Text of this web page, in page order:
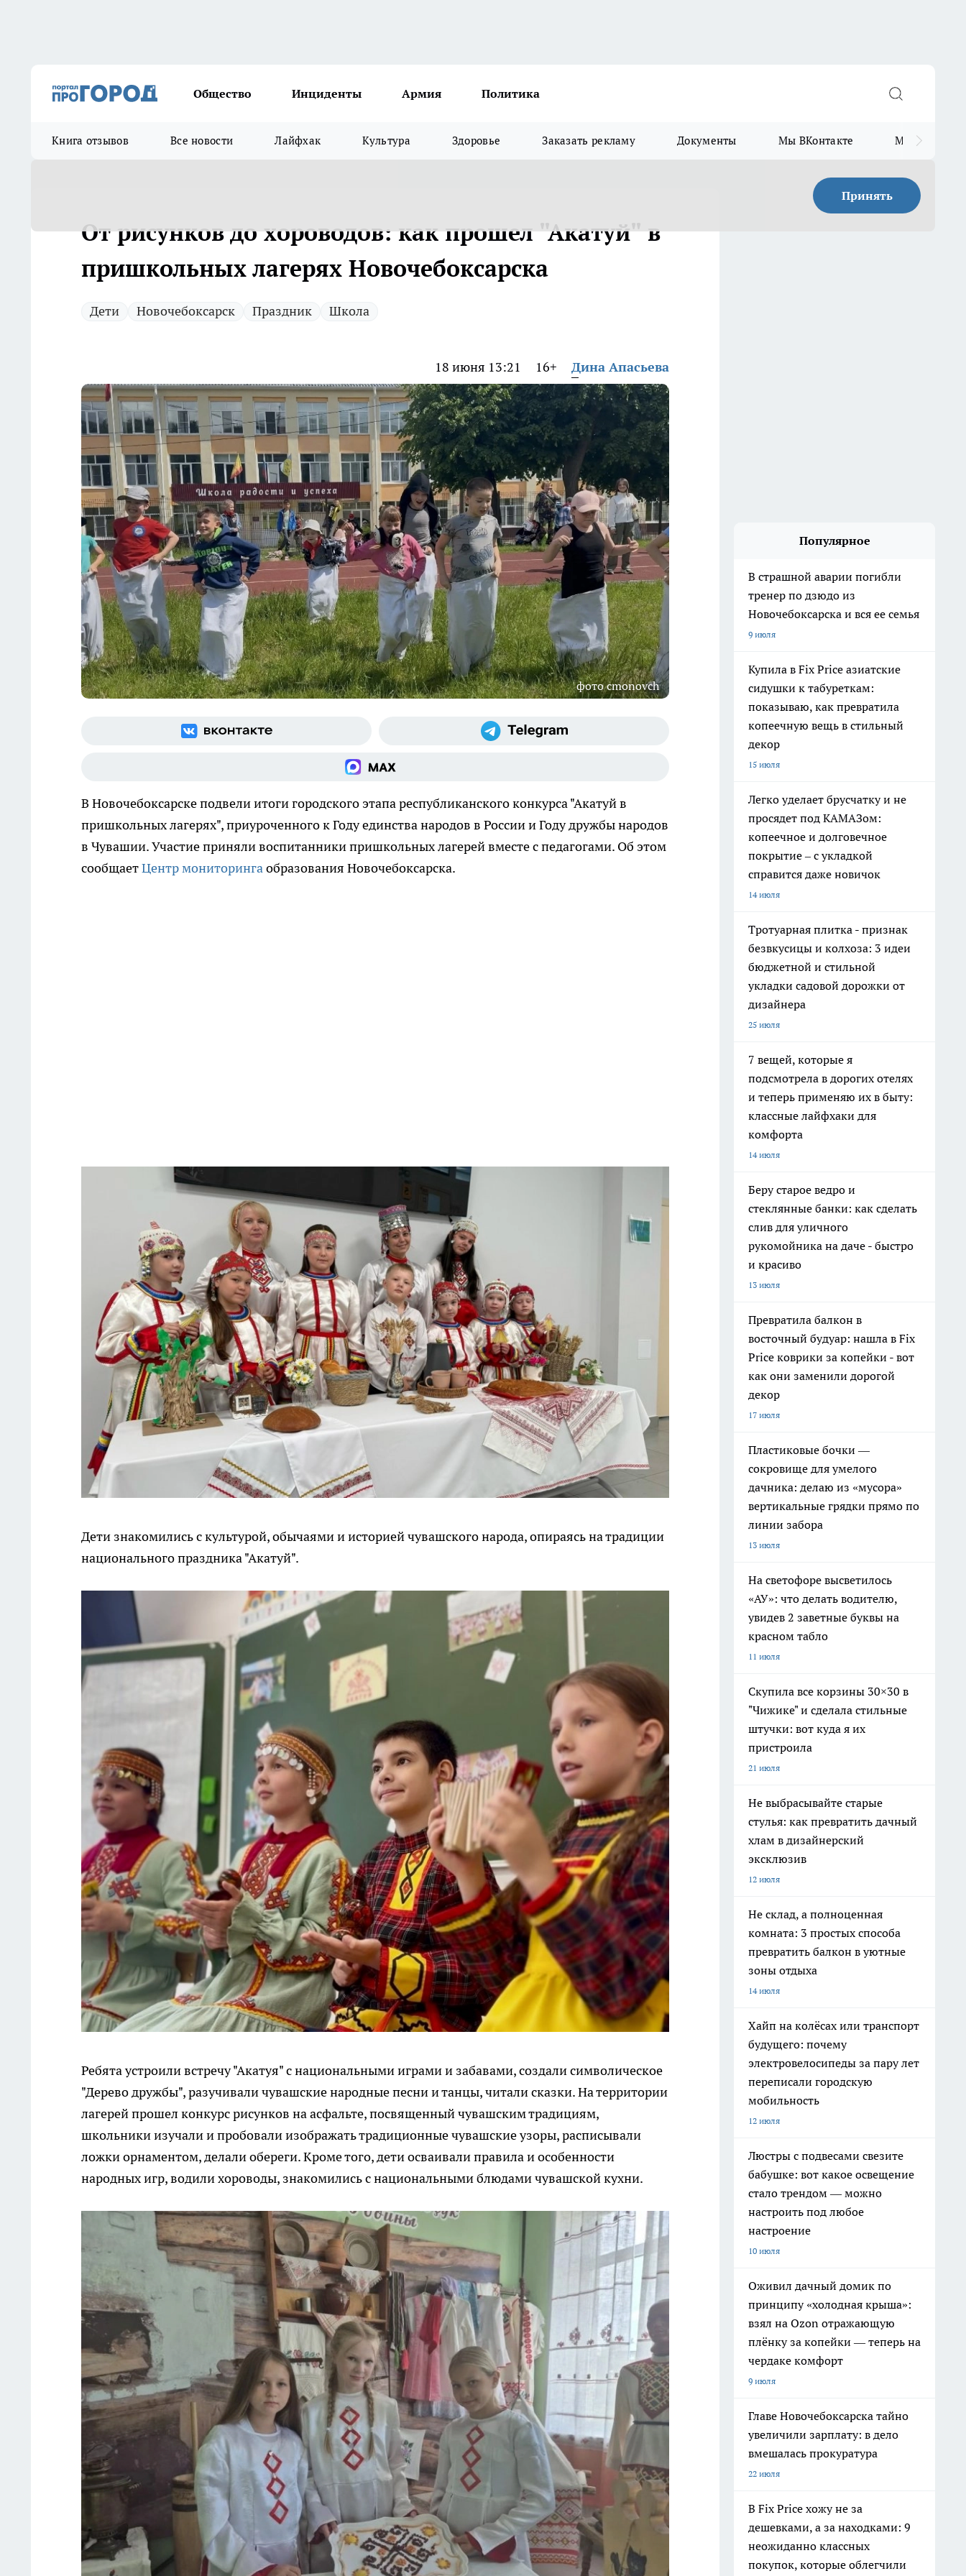
Общество Инциденты Армия Политика
Книга отзывов Все новости Лайфхак Культура Здоровье Заказать рекламу Документы Мы ВКонтакте Мы в
Принять
От рисунков до хороводов: как прошел "Акатуй" в
пришкольных лагерях Новочебоксарска
Дети Новочебоксарск Праздник Школа
18 июня 13:21 16+ Дина Апасьева
фото cmonovch
В Новочебоксарске подвели итоги городского этапа республиканского конкурса "Акатуй в
пришкольных лагерях", приуроченного к Году единства народов в России и Году дружбы народов
в Чувашии. Участие приняли воспитанники пришкольных лагерей вместе с педагогами. Об этом
сообщаетЦентр мониторингаобразования Новочебоксарска.
Дети знакомились с культурой, обычаями и историей чувашского народа, опираясь на традиции
национального праздника "Акатуй".
Ребята устроили встречу "Акатуя" с национальными играми и забавами, создали символическое
"Дерево дружбы", разучивали чувашские народные песни и танцы, читали сказки. На территории
лагерей прошел конкурс рисунков на асфальте, посвященный чувашским традициям,
школьники изучали и пробовали изображать традиционные чувашские узоры, расписывали
ложки орнаментом, делали обереги. Кроме того, дети осваивали правила и особенности
народных игр, водили хороводы, знакомились с национальными блюдами чувашской кухни.
Популярное
В страшной аварии погибли
тренер по дзюдо из
Новочебоксарска и вся ее семья
9 июля
Купила в Fix Price азиатские
сидушки к табуреткам:
показываю, как превратила
копеечную вещь в стильный
декор
15 июля
Легко уделает брусчатку и не
просядет под КАМАЗом:
копеечное и долговечное
покрытие – с укладкой
справится даже новичок
14 июля
Тротуарная плитка - признак
безвкусицы и колхоза: 3 идеи
бюджетной и стильной
укладки садовой дорожки от
дизайнера
25 июля
7 вещей, которые я
подсмотрела в дорогих отелях
и теперь применяю их в быту:
классные лайфхаки для
комфорта
14 июля
Беру старое ведро и
стеклянные банки: как сделать
слив для уличного
рукомойника на даче - быстро
и красиво
13 июля
Превратила балкон в
восточный будуар: нашла в Fix
Price коврики за копейки - вот
как они заменили дорогой
декор
17 июля
Пластиковые бочки —
сокровище для умелого
дачника: делаю из «мусора»
вертикальные грядки прямо по
линии забора
13 июля
На светофоре высветилось
«АУ»: что делать водителю,
увидев 2 заветные буквы на
красном табло
11 июля
Скупила все корзины 30×30 в
"Чижике" и сделала стильные
штучки: вот куда я их
пристроила
21 июля
Не выбрасывайте старые
стулья: как превратить дачный
хлам в дизайнерский
эксклюзив
12 июля
Не склад, а полноценная
комната: 3 простых способа
превратить балкон в уютные
зоны отдыха
14 июля
Хайп на колёсах или транспорт
будущего: почему
электровелосипеды за пару лет
переписали городскую
мобильность
12 июля
Люстры с подвесами свезите
бабушке: вот какое освещение
стало трендом — можно
настроить под любое
настроение
10 июля
Оживил дачный домик по
принципу «холодная крыша»:
взял на Ozon отражающую
плёнку за копейки — теперь на
чердаке комфорт
9 июля
Главе Новочебоксарска тайно
увеличили зарплату: в дело
вмешалась прокуратура
22 июля
В Fix Price хожу не за
дешевками, а за находками: 9
неожиданно классных
покупок, которые облегчили